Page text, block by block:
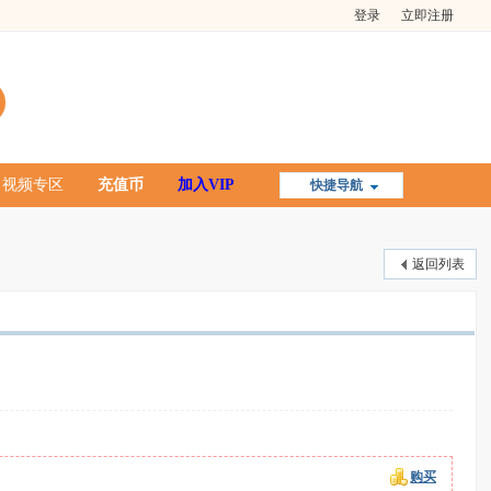
登录 立即注册
快捷导航
视频专区 充值币 加入VIP
返回列表
购买